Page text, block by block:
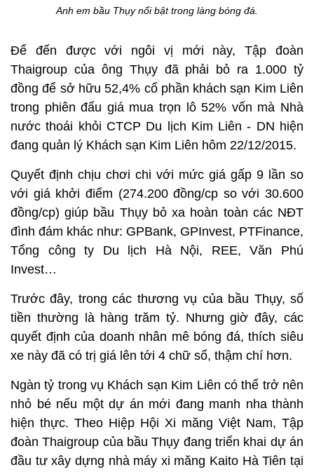
Anh em bầu Thụy nổi bật trong làng bóng đá.
Để đến được với ngôi vị mới này, Tập đoàn
Thaigroup của ông Thụy đã phải bỏ ra 1.000 tỷ
đồng để sở hữu 52,4% cổ phần khách sạn Kim Liên
trong phiên đấu giá mua trọn lô 52% vốn mà Nhà
nước thoái khỏi CTCP Du lịch Kim Liên - DN hiện
đang quản lý Khách sạn Kim Liên hôm 22/12/2015.
Quyết định chịu chơi chi với mức giá gấp 9 lần so
với giá khởi điểm (274.200 đồng/cp so với 30.600
đồng/cp) giúp bầu Thụy bỏ xa hoàn toàn các NĐT
đình đám khác như: GPBank, GPInvest, PTFinance,
Tổng công ty Du lịch Hà Nội, REE, Văn Phú
Invest…
Trước đây, trong các thương vụ của bầu Thụy, số
tiền thường là hàng trăm tỷ. Nhưng giờ đây, các
quyết định của doanh nhân mê bóng đá, thích siêu
xe này đã có trị giá lên tới 4 chữ số, thậm chí hơn.
Ngàn tỷ trong vụ Khách sạn Kim Liên có thể trở nên
nhỏ bé nếu một dự án mới đang manh nha thành
hiện thực. Theo Hiệp Hội Xi măng Việt Nam, Tập
đoàn Thaigroup của bầu Thụy đang triển khai dự án
đầu tư xây dựng nhà máy xi măng Kaito Hà Tiên tại